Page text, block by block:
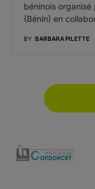
béninois organisé
(Bénin) en
BY BARBARA PILETTE